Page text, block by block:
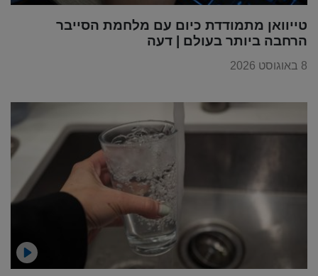
טייוואן מתמודדת כיום עם מלחמת הסייבר
הרחבה ביותר בעולם | דעה
8 באוגוסט 2026